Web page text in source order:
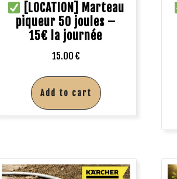
[LOCATION] Marteau
piqueur 50 joules –
15€ la journée
15.00 €
Add to cart